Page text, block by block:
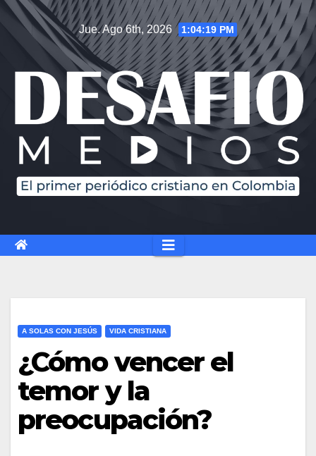
Saltar
contenido
Jue. Ago 6th, 2026 1:04:20 PM
A SOLAS CON JESÚS VIDA CRISTIANA
¿Cómo vencer el
temor y la
preocupación?